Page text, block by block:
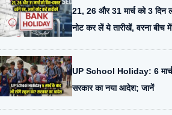
21, 26 और 31 मार्च को 3 दिन
नोट कर लें ये तारीखें, वरना बीच
UP School Holiday: 6
सरकार का नया आदेश; जानें